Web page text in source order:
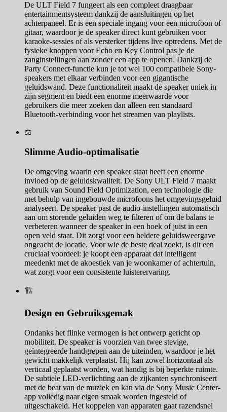
De ULT Field 7 fungeert als een compleet draagbaar
entertainmentsysteem dankzij de aansluitingen op het
achterpaneel. Er is een speciale ingang voor een microfoon of
gitaar, waardoor je de speaker direct kunt gebruiken voor
karaoke-sessies of als versterker tijdens live optredens. Met de
fysieke knoppen voor Echo en Key Control pas je de
zanginstellingen aan zonder een app te openen. Dankzij de
Party Connect-functie kun je tot wel 100 compatibele Sony-
speakers met elkaar verbinden voor een gigantische
geluidswand. Deze functionaliteit maakt de speaker uniek in
zijn segment en biedt een enorme meerwaarde voor
gebruikers die meer zoeken dan alleen een standaard
Bluetooth-verbinding voor het streamen van playlists.
⚖️
Slimme Audio-optimalisatie
De omgeving waarin een speaker staat heeft een enorme
invloed op de geluidskwaliteit. De Sony ULT Field 7 maakt
gebruik van Sound Field Optimization, een technologie die
met behulp van ingebouwde microfoons het omgevingsgeluid
analyseert. De speaker past de audio-instellingen automatisch
aan om storende geluiden weg te filteren of om de balans te
verbeteren wanneer de speaker in een hoek of juist in een
open veld staat. Dit zorgt voor een heldere geluidsweergave
ongeacht de locatie. Voor wie de beste deal zoekt, is dit een
cruciaal voordeel: je koopt een apparaat dat intelligent
meedenkt met de akoestiek van je woonkamer of achtertuin,
wat zorgt voor een consistente luisterervaring.
🏗️
Design en Gebruiksgemak
Ondanks het flinke vermogen is het ontwerp gericht op
mobiliteit. De speaker is voorzien van twee stevige,
geïntegreerde handgrepen aan de uiteinden, waardoor je het
gewicht makkelijk verplaatst. Hij kan zowel horizontaal als
verticaal geplaatst worden, wat handig is bij beperkte ruimte.
De subtiele LED-verlichting aan de zijkanten synchroniseert
met de beat van de muziek en kan via de Sony Music Center-
app volledig naar eigen smaak worden ingesteld of
uitgeschakeld. Het koppelen van apparaten gaat razendsnel